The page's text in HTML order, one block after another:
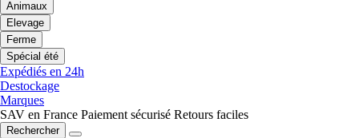
Animaux
Elevage
Ferme
Spécial été
Expédiés en 24h
Destockage
Marques
SAV en France Paiement sécurisé Retours faciles
Rechercher